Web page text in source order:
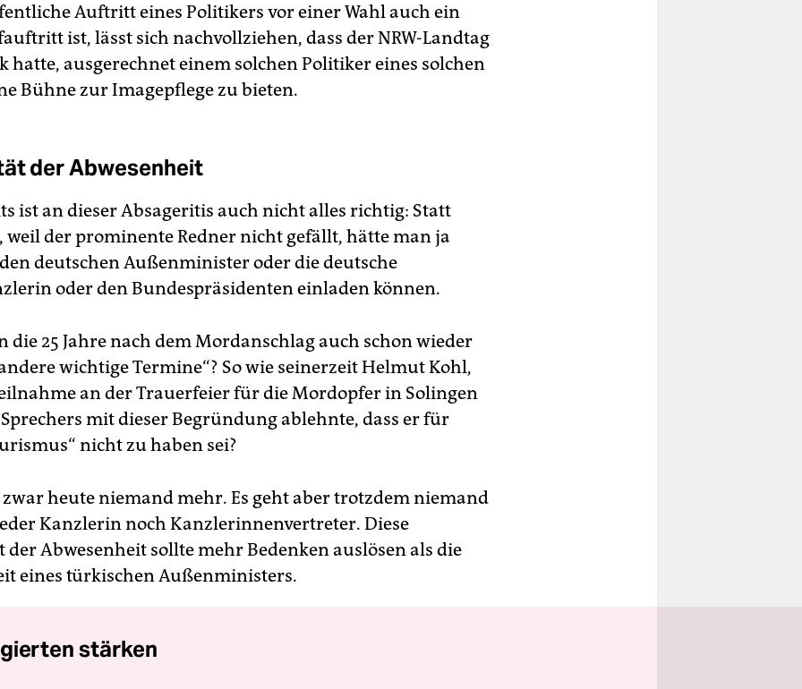
Auftritt eines Politikers vor einer Wahl auch ein
ist, lässt sich nachvollziehen, dass der NRW-Landtag
hatte, ausgerechnet einem solchen Politiker eines solchen
Bühne zur Imagepflege zu bieten.
der Abwesenheit
ist an dieser Absageritis auch nicht alles richtig: Statt
weil der prominente Redner nicht gefällt, hätte man ja
deutschen Außenminister oder die deutsche
oder den Bundespräsidenten einladen können.
die 25 Jahre nach dem Mordanschlag auch schon wieder
wichtige Termine“? So wie seinerzeit Helmut Kohl,
an der Trauerfeier für die Mordopfer in Solingen
mit dieser Begründung ablehnte, dass er für
nicht zu haben sei?
zwar heute niemand mehr. Es geht aber trotzdem niemand
Kanzlerin noch Kanzlerinnenvertreter. Diese
Abwesenheit sollte mehr Bedenken auslösen als die
eines türkischen Außenministers.
stärken